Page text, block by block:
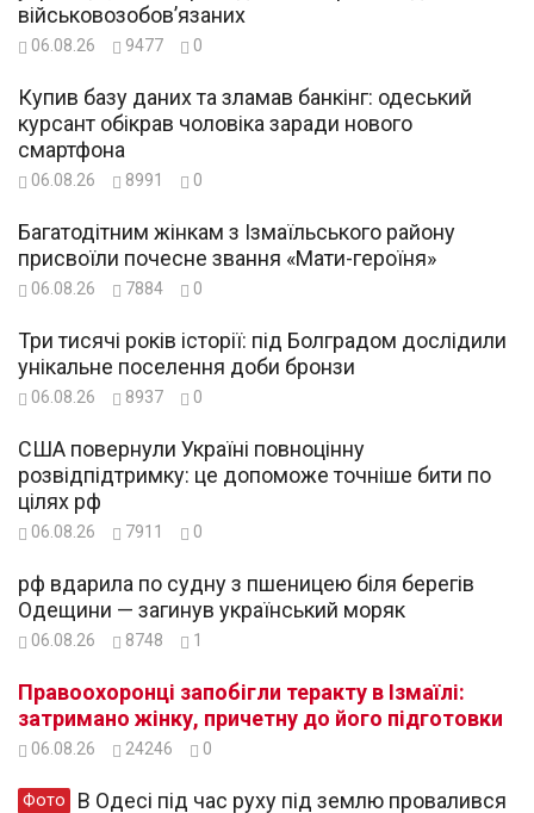
військовозобов’язаних
06.08.26 9477 0
Купив базу даних та зламав банкінг: одеський
курсант обікрав чоловіка заради нового
смартфона
06.08.26 8991 0
Багатодітним жінкам з Ізмаїльського району
присвоїли почесне звання «Мати-героїня»
06.08.26 7884 0
Три тисячі років історії: під Болградом дослідили
унікальне поселення доби бронзи
06.08.26 8937 0
США повернули Україні повноцінну
розвідпідтримку: це допоможе точніше бити по
цілях рф
06.08.26 7911 0
рф вдарила по судну з пшеницею біля берегів
Одещини — загинув український моряк
06.08.26 8748 1
Правоохоронці запобігли теракту в Ізмаїлі:
затримано жінку, причетну до його підготовки
06.08.26 24246 0
Фото